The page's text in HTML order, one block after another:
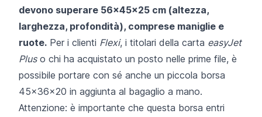
devono superare 56x45x25 cm (altezza,
larghezza, profondità), comprese maniglie e
ruote. Per i clienti Flexi, i titolari della carta easyJet
Pluso chi ha acquistato un posto nelle prime file, è
possibile portare con sé anche un piccola borsa
45x36x20 in aggiunta al bagaglio a mano.
Attenzione: è importante che questa borsa entri